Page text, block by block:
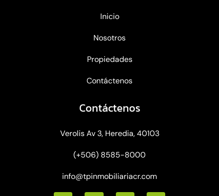
Inicio
Nosotros
Propiedades
Contáctenos
Contáctenos
Verolis Av 3, Heredia, 40103
(+506) 8585-8000
info@tpinmobiliariacr.com